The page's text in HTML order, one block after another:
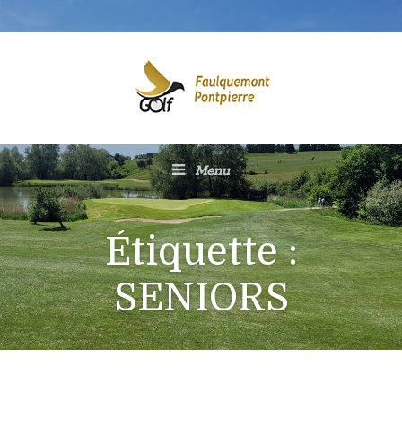
Menu
Étiquette :
SENIORS